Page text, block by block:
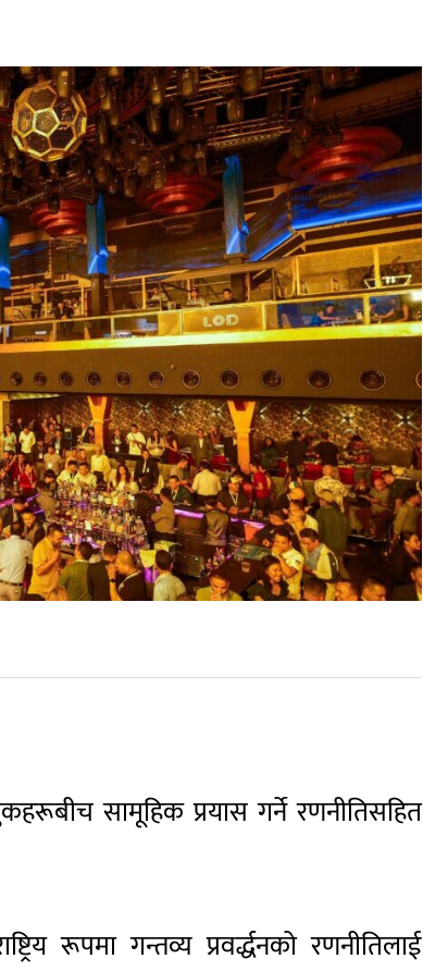
सामूहिक प्रयास गर्ने रणनीतिसहित
रूपमा गन्तव्य प्रवर्द्धनको रणनीतिलाई